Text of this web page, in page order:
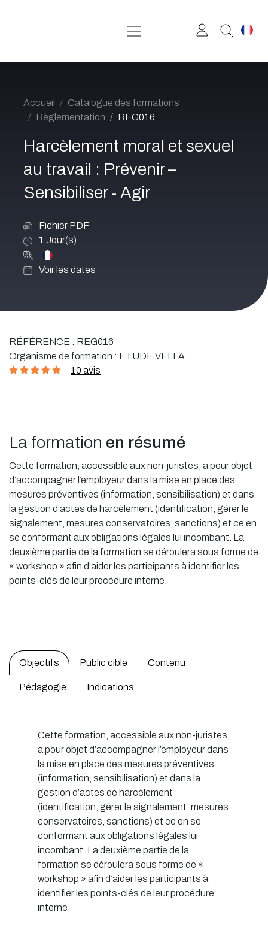
Accueil
Catalogue des formations
Règlementation
REG016
Harcèlement moral et sexuel
au travail : Prévenir –
Sensibiliser - Agir
Fichier PDF
1 Jour(s)
Voir les dates
RÉFÉRENCE : REG016
Organisme de formation : ETUDE VELLA
10 avis
La formation en résumé
Cette formation, accessible aux non-juristes, a pour objet
d’accompagner l’employeur dans la mise en place des
mesures préventives (information, sensibilisation) et dans
la gestion d’actes de harcèlement (identification, gérer le
signalement, mesures conservatoires, sanctions) et ce en
se conformant aux obligations légales lui incombant. La
deuxième partie de la formation se déroulera sous forme de
« workshop » afin d’aider les participants à identifier les
points-clés de leur procédure interne.
Objectifs Public cible Contenu
Pédagogie Indications
Cette formation, accessible aux non-juristes,
a pour objet d’accompagner l’employeur dans
la mise en place des mesures préventives
(information, sensibilisation) et dans la
gestion d’actes de harcèlement
(identification, gérer le signalement, mesures
conservatoires, sanctions) et ce en se
conformant aux obligations légales lui
incombant. La deuxième partie de la
formation se déroulera sous forme de «
workshop » afin d’aider les participants à
identifier les points-clés de leur procédure
interne.